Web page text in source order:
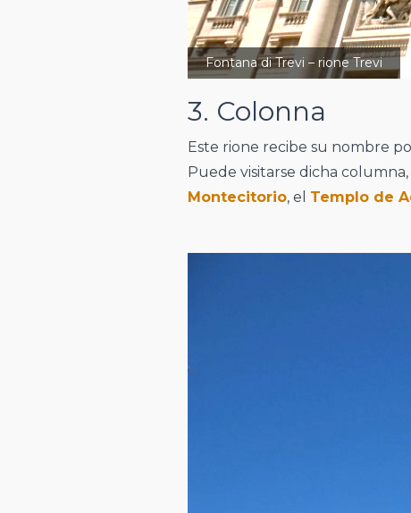
Fontana di Trevi – rione Trevi
3. Colonna
Este rione recibe su nombre
Puede visitarse dicha
Montecitorio, el Templo de